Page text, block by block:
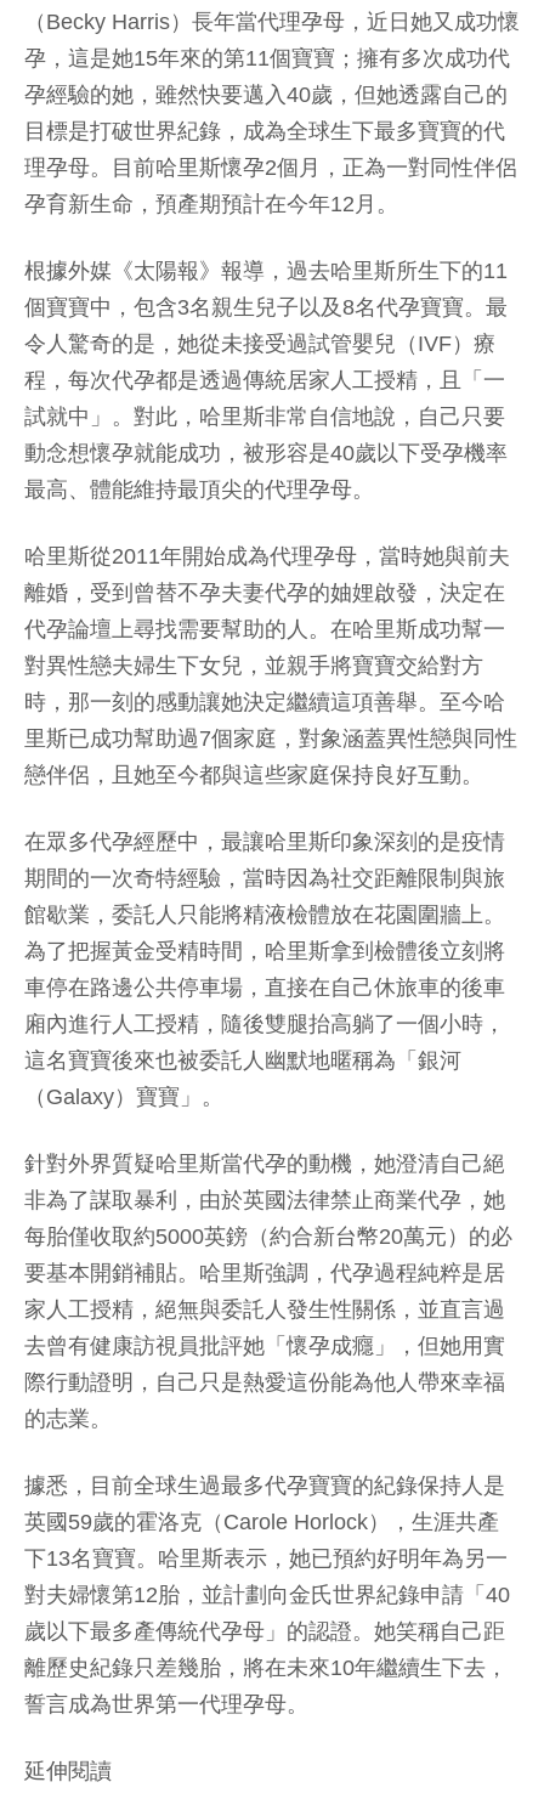
（Becky Harris）長年當代理孕母，近日她又成功懷
孕，這是她15年來的第11個寶寶；擁有多次成功代
孕經驗的她，雖然快要邁入40歲，但她透露自己的
目標是打破世界紀錄，成為全球生下最多寶寶的代
理孕母。目前哈里斯懷孕2個月，正為一對同性伴侶
孕育新生命，預產期預計在今年12月。
根據外媒《太陽報》報導，過去哈里斯所生下的11
個寶寶中，包含3名親生兒子以及8名代孕寶寶。最
令人驚奇的是，她從未接受過試管嬰兒（IVF）療
程，每次代孕都是透過傳統居家人工授精，且「一
試就中」。對此，哈里斯非常自信地說，自己只要
動念想懷孕就能成功，被形容是40歲以下受孕機率
最高、體能維持最頂尖的代理孕母。
哈里斯從2011年開始成為代理孕母，當時她與前夫
離婚，受到曾替不孕夫妻代孕的妯娌啟發，決定在
代孕論壇上尋找需要幫助的人。在哈里斯成功幫一
對異性戀夫婦生下女兒，並親手將寶寶交給對方
時，那一刻的感動讓她決定繼續這項善舉。至今哈
里斯已成功幫助過7個家庭，對象涵蓋異性戀與同性
戀伴侶，且她至今都與這些家庭保持良好互動。
在眾多代孕經歷中，最讓哈里斯印象深刻的是疫情
期間的一次奇特經驗，當時因為社交距離限制與旅
館歇業，委託人只能將精液檢體放在花園圍牆上。
為了把握黃金受精時間，哈里斯拿到檢體後立刻將
車停在路邊公共停車場，直接在自己休旅車的後車
廂內進行人工授精，隨後雙腿抬高躺了一個小時，
這名寶寶後來也被委託人幽默地暱稱為「銀河
（Galaxy）寶寶」。
針對外界質疑哈里斯當代孕的動機，她澄清自己絕
非為了謀取暴利，由於英國法律禁止商業代孕，她
每胎僅收取約5000英鎊（約合新台幣20萬元）的必
要基本開銷補貼。哈里斯強調，代孕過程純粹是居
家人工授精，絕無與委託人發生性關係，並直言過
去曾有健康訪視員批評她「懷孕成癮」，但她用實
際行動證明，自己只是熱愛這份能為他人帶來幸福
的志業。
據悉，目前全球生過最多代孕寶寶的紀錄保持人是
英國59歲的霍洛克（Carole Horlock），生涯共產
下13名寶寶。哈里斯表示，她已預約好明年為另一
對夫婦懷第12胎，並計劃向金氏世界紀錄申請「40
歲以下最多產傳統代孕母」的認證。她笑稱自己距
離歷史紀錄只差幾胎，將在未來10年繼續生下去，
誓言成為世界第一代理孕母。
延伸閱讀